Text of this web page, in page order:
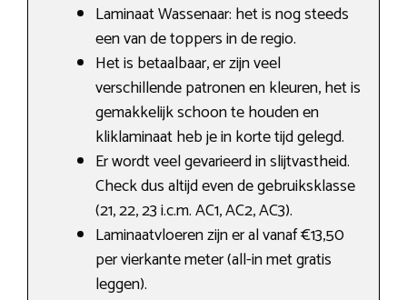
Laminaat Wassenaar: het is nog steeds
een van de toppers in de regio.
Het is betaalbaar, er zijn veel
verschillende patronen en kleuren, het is
gemakkelijk schoon te houden en
kliklaminaat heb je in korte tijd gelegd.
Er wordt veel gevarieerd in slijtvastheid.
Check dus altijd even de gebruiksklasse
(21, 22, 23 i.c.m. AC1, AC2, AC3).
Laminaatvloeren zijn er al vanaf €13,50
per vierkante meter (all-in met gratis
leggen).